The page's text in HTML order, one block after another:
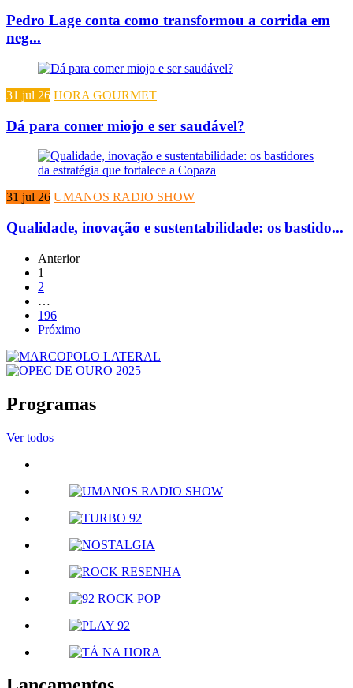
Pedro Lage conta como transformou a corrida em
neg...
31 jul 26 HORA GOURMET
Dá para comer miojo e ser saudável?
31 jul 26 UMANOS RADIO SHOW
Qualidade, inovação e sustentabilidade: os bastido...
Anterior
1
2
…
196
Próximo
Programas
Ver todos